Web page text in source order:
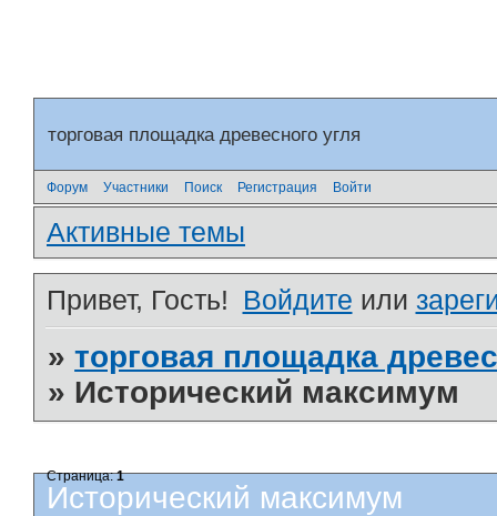
торговая площадка древесного угля
Форум Участники Поиск Регистрация Войти
Активные темы
Привет, Гость! Войдите или
»торговая площадка
» Исторический максимум
Исторический максимум
Страница:1